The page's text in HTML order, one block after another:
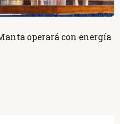
operará con energía